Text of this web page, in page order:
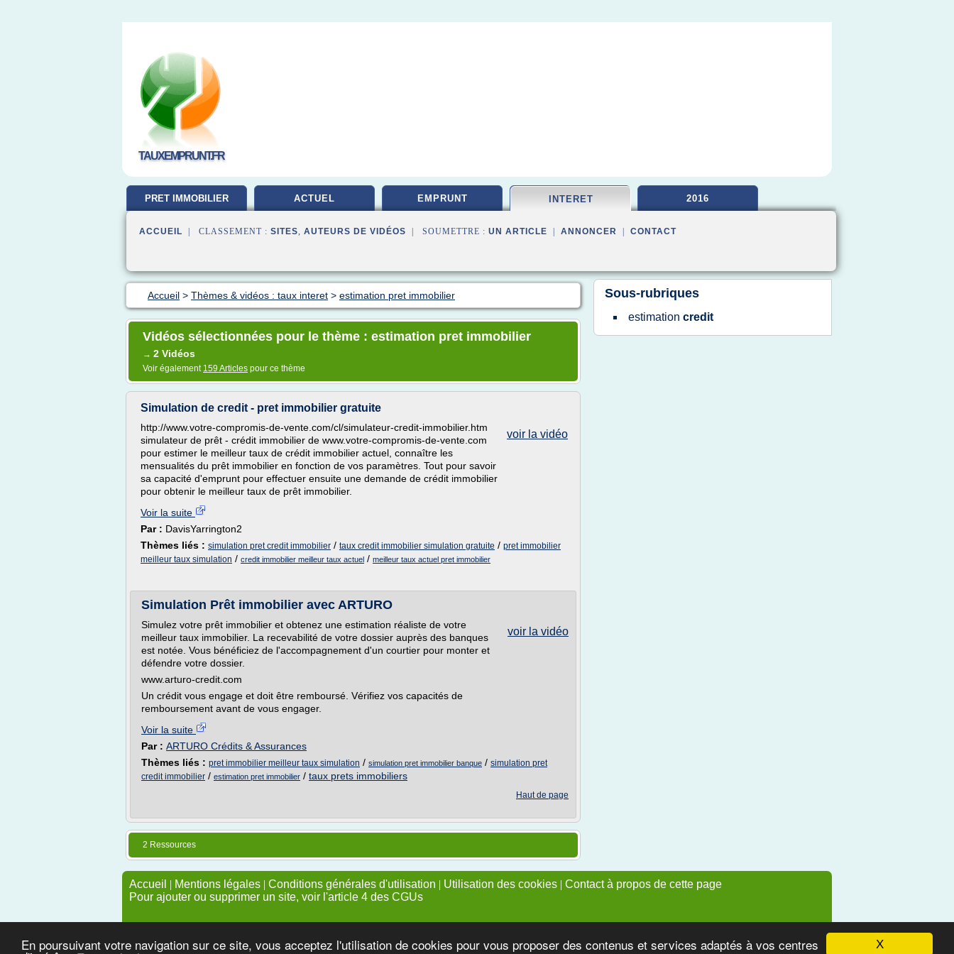
X
En poursuivant votre navigation sur ce site, vous acceptez l'utilisation de cookies pour vous proposer des contenus et services adaptés à vos centres
TAUXEMPRUNT.FR
PRET IMMOBILIER ACTUEL EMPRUNT INTERET 2016
ACCUEIL | CLASSEMENT : SITES, AUTEURS DE VIDÉOS | SOUMETTRE : UN ARTICLE ANNONCER CONTACT
Accueil > Thèmes & vidéos : taux interet > estimation pret immobilier
Vidéos sélectionnées pour le thème : estimation pret immobilier
→ 2 Vidéos
Voir également 159 Articles pour ce thème
Simulation de credit - pret immobilier gratuite
voir la vidéo
http://www.votre-compromis-de-vente.com/cl/simulateur-credit-immobilier.htm
simulateur de prêt - crédit immobilier de www.votre-compromis-de-vente.com
pour estimer le meilleur taux de crédit immobilier actuel, connaître les
mensualités du prêt immobilier en fonction de vos paramètres. Tout pour savoir
sa capacité d'emprunt pour effectuer ensuite une demande de crédit immobilier
pour obtenir le meilleur taux de prêt immobilier.
Voir la suite
Par : DavisYarrington2
Thèmes liés : simulation pret credit immobilier / taux credit immobilier simulation gratuite / pret immobilier
meilleur taux simulation / credit immobilier meilleur taux actuel / meilleur taux actuel pret immobilier
Simulation Prêt immobilier avec ARTURO
voir la vidéo
Simulez votre prêt immobilier et obtenez une estimation réaliste de votre
meilleur taux immobilier. La recevabilité de votre dossier auprès des banques
est notée. Vous bénéficiez de l'accompagnement d'un courtier pour monter et
défendre votre dossier.
www.arturo-credit.com
Un crédit vous engage et doit être remboursé. Vérifiez vos capacités de
remboursement avant de vous engager.
Voir la suite
Par : ARTURO Crédits & Assurances
Thèmes liés : pret immobilier meilleur taux simulation / simulation pret immobilier banque / simulation pret
credit immobilier / estimation pret immobilier / taux prets immobiliers
Haut de page
2 Ressources
Sous-rubriques
estimation credit
Accueil | Mentions légales | Conditions générales d'utilisation | Utilisation des cookies | Contact à propos de cette page
Pour ajouter ou supprimer un site, voir l'article 4 des CGUs